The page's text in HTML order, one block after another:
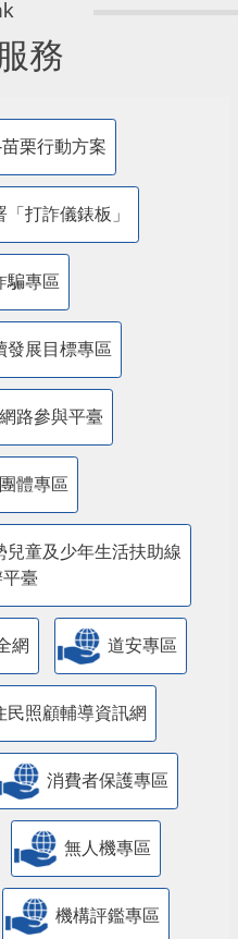
務
栗行動方案
打詐儀錶板」
騙專區
發展目標專區
路參與平臺
體專區
兒童及少年生活扶助線
平臺
網 道安專區
民照顧輔導資訊網
消費者保護專區
無人機專區
機構評鑑專區